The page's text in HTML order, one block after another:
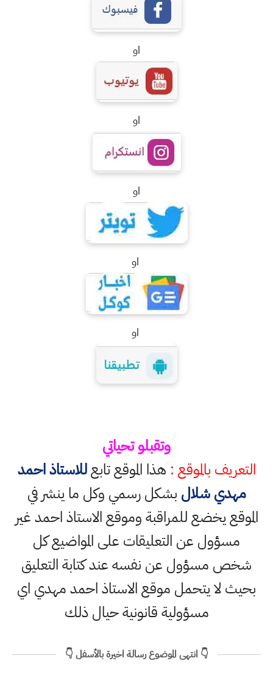
او
او
او
او
او
وتقبلو تحياتي
التعريف بالموقع : هذا الموقع تابعللاستاذ احمد
مهدي شلال بشكل رسمي وكل ما ينشر في
الموقع يخضع للمراقبة وموقع الاستاذ احمد غير
مسؤول عن التعليقات على المواضيع كل
شخص مسؤول عن نفسه عند كتابة التعليق
بحيث لا يتحمل موقع الاستاذ احمد مهدي اي
مسؤولية قانونية حيال ذلك
👇 انتهى الموضوع رسالة اخيرة بالأسفل 👇